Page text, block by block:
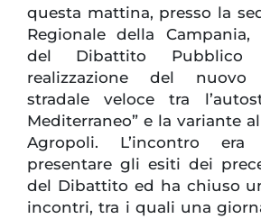
questa mattina, presso la
Regionale della Campania,
del Dibattito Pubblico
realizzazione del nuovo
stradale veloce tra
Mediterraneo” e la variante
Agropoli. L’incontro
presentare gli esiti dei
del Dibattito ed ha chiuso
incontri, tra i quali una